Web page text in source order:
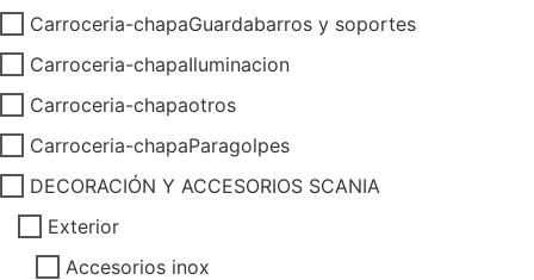
Carroceria-chapaGuardabarros y soportes
Carroceria-chapaIluminacion
Carroceria-chapaotros
Carroceria-chapaParagolpes
DECORACIÓN Y ACCESORIOS SCANIA
Exterior
Accesorios inox